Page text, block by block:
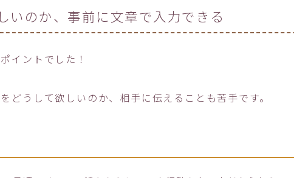
いのか、事前に文章で入力できる
イントでした！
どうして欲しいのか、相手に伝えることも苦手です。